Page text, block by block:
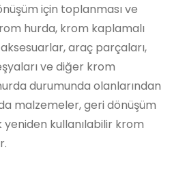
için toplanması ve
hurda, krom kaplamalı
araç parçaları,
ve diğer krom
durumunda olanlarından
malzemeler, geri dönüşüm
kullanılabilir krom